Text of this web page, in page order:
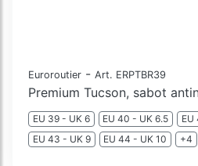
Euroroutier - Art. ERPTBR39
Premium Tucson, sabot
EU 39 - UK 6 EU 40 - UK 6.5 EU
EU 43 - UK 9
EU 44 - UK 10 +4